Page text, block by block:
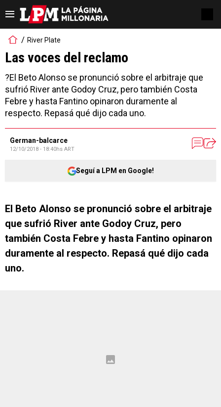
River Plate
Las voces del reclamo
?El Beto Alonso se pronunció sobre el arbitraje que
sufrió River ante Godoy Cruz, pero también Costa
Febre y hasta Fantino opinaron duramente al
respecto. Repasá qué dijo cada uno.
German-balcarce
12/10/2018 - 18:40hs ART
Seguí a LPM en Google!
El Beto Alonso se pronunció sobre el arbitraje
que sufrió River ante Godoy Cruz, pero
también Costa Febre y hasta Fantino opinaron
duramente al respecto. Repasá qué dijo cada
uno.